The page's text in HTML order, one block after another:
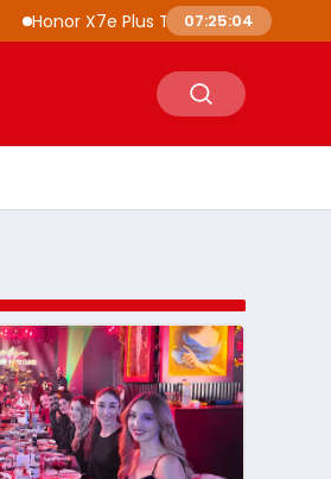
Honor X7e Plus Tanıtıldı 8100 mAh
07:25:05